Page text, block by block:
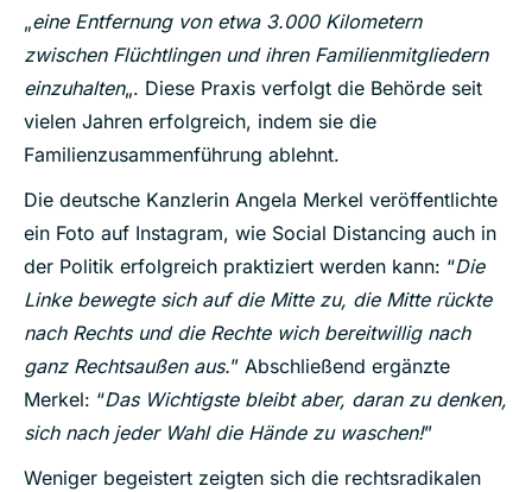
„eine Entfernung von etwa 3.000 Kilometern
zwischen Flüchtlingen und ihren Familienmitgliedern
einzuhalten„. Diese Praxis verfolgt die Behörde seit
vielen Jahren erfolgreich, indem sie die
Familienzusammenführung ablehnt.
Die deutsche Kanzlerin Angela Merkel veröffentlichte
ein Foto auf Instagram, wie Social Distancing auch in
der Politik erfolgreich praktiziert werden kann: “Die
Linke bewegte sich auf die Mitte zu, die Mitte rückte
nach Rechts und die Rechte wich bereitwillig nach
ganz Rechtsaußen aus.” Abschließend ergänzte
Merkel: “Das Wichtigste bleibt aber, daran zu denken,
sich nach jeder Wahl die Hände zu waschen!”
Weniger begeistert zeigten sich die rechtsradikalen